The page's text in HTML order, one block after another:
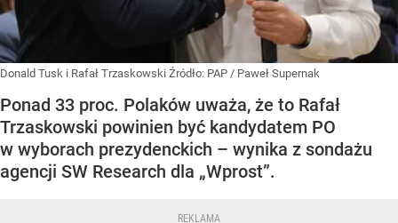
Donald Tusk i Rafał Trzaskowski Źródło: PAP / Paweł Supernak
Ponad 33 proc. Polaków uważa, że to Rafał
Trzaskowski powinien być kandydatem PO
w wyborach prezydenckich – wynika z sondażu
agencji SW Research dla „Wprost”.